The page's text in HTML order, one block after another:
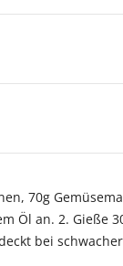
70g
Öl an. 2.
bei